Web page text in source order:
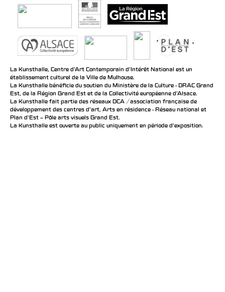
La Kunsthalle, Centre d’Art Contemporain d’Intérêt National est un
établissement culturel de la Ville de Mulhouse.
La Kunsthalle bénéficie du soutien du Ministère de la Culture - DRAC Grand
Est, de la Région Grand Est et de la Collectivité européenne d’Alsace.
La Kunsthalle fait partie des réseaux DCA / association française de
développement des centres d'art, Arts en résidence - Réseau national et
Plan d’Est – Pôle arts visuels Grand Est.
La Kunsthalle est ouverte au public uniquement en période d'exposition.